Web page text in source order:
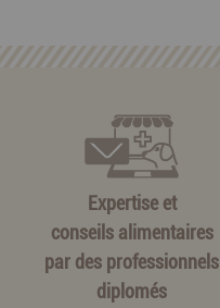
Expertise et
conseils alimentaires
par des professionnels
diplomés